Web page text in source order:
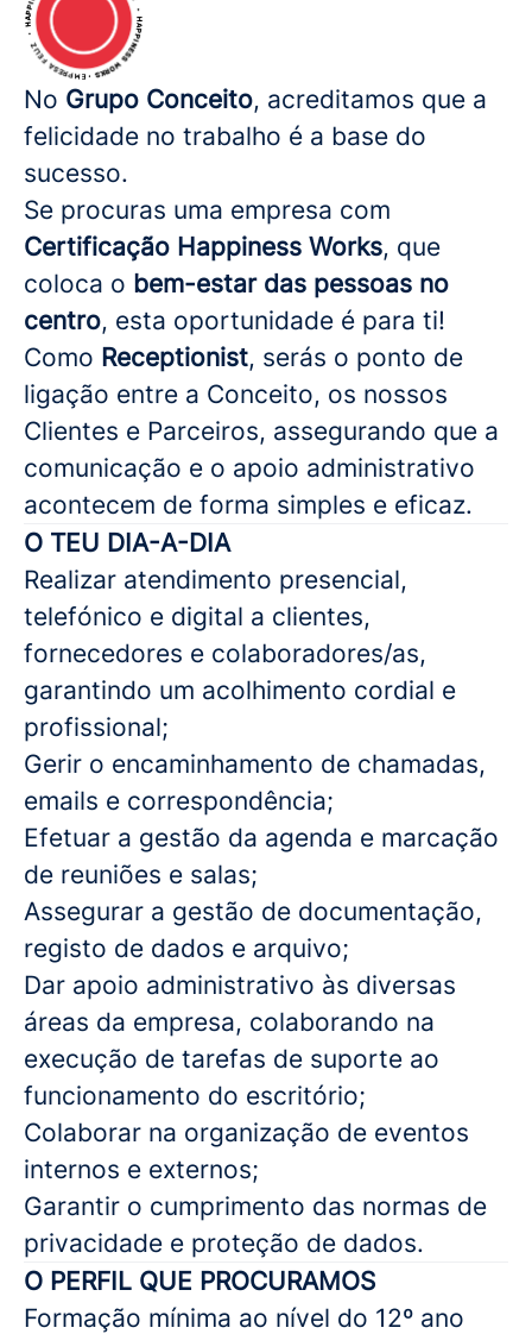
No Grupo Conceito, acreditamos que a
felicidade no trabalho é a base do
sucesso.
Se procuras uma empresa com
Certificação Happiness Works, que
coloca o bem-estar das pessoas no
centro, esta oportunidade é para ti!
Como Receptionist, serás o ponto de
ligação entre a Conceito, os nossos
Clientes e Parceiros, assegurando que a
comunicação e o apoio administrativo
acontecem de forma simples e eficaz.
O TEU DIA-A-DIA
Realizar atendimento presencial,
telefónico e digital a clientes,
fornecedores e colaboradores/as,
garantindo um acolhimento cordial e
profissional;
Gerir o encaminhamento de chamadas,
emails e correspondência;
Efetuar a gestão da agenda e marcação
de reuniões e salas;
Assegurar a gestão de documentação,
registo de dados e arquivo;
Dar apoio administrativo às diversas
áreas da empresa, colaborando na
execução de tarefas de suporte ao
funcionamento do escritório;
Colaborar na organização de eventos
internos e externos;
Garantir o cumprimento das normas de
privacidade e proteção de dados.
O PERFIL QUE PROCURAMOS
Formação mínima ao nível do 12º ano